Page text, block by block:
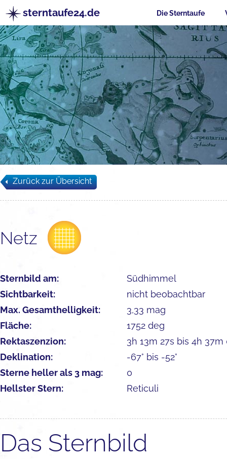
sterntaufe24.de Die Sterntaufe
Zurück zur Übersicht
Netz
Sternbild am:
Südhimmel
Sichtbarkeit:
nicht beobachtbar
Max. Gesamthelligkeit:
3,33 mag
Fläche:
1752 deg
Rektaszenzion:
3h 13m 27s bis 4h 37m
Deklination:
-67° bis -52°
Sterne heller als 3 mag:
0
Hellster Stern:
Reticuli
Das Sternbild